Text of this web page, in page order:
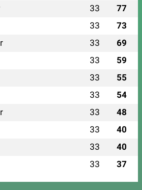
33 77
33 73
33 69
33 59
33 55
33 54
33 48
33 40
33 40
33 37